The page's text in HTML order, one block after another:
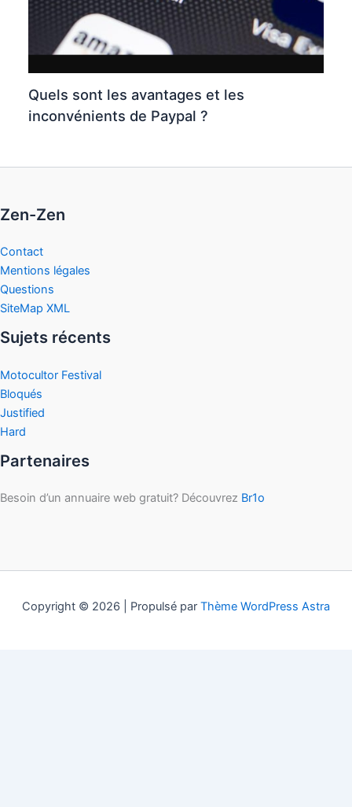
Quels sont les avantages et les
inconvénients de Paypal ?
Zen-Zen
Contact
Mentions légales
Questions
SiteMap XML
Sujets récents
Motocultor Festival
Bloqués
Justified
Hard
Partenaires
Besoin d’un annuaire web gratuit? Découvrez Br1o
Copyright © 2026 | Propulsé par Thème WordPress Astra